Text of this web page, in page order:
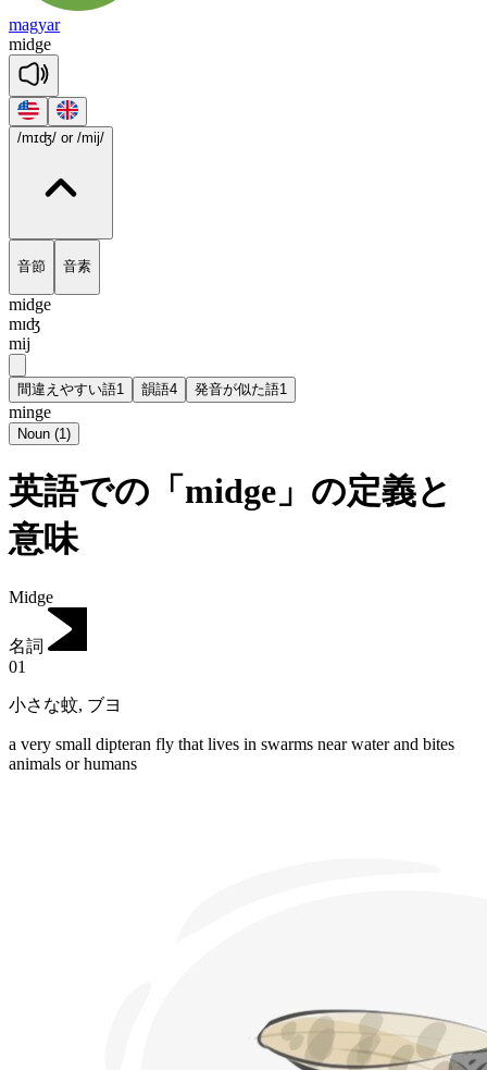
magyar
midge
/mɪʤ/ or /mij/
音節 音素
midge
mɪʤ
mij
間違えやすい語1 韻語4 発音が似た語1
minge
Noun (1)
英語での「midge」の定義と
意味
Midge
名詞
01
小さな蚊, ブヨ
a very small dipteran fly that lives in swarms near water and bites
animals or humans